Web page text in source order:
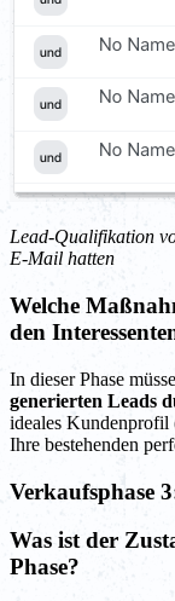
Lead-Qualifikation
E-Mail hatten
Welche
den
In dieser Phase
generierten Leads
ideales Kundenprofil
Ihre bestehenden
Verkaufsphase
Was ist der
Phase?